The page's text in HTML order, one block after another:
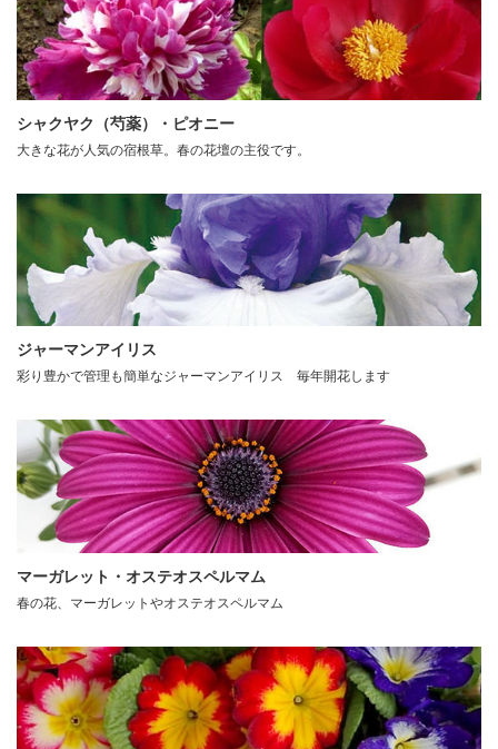
シャクヤク（芍薬）・ピオニー
大きな花が人気の宿根草。春の花壇の主役です。
ジャーマンアイリス
彩り豊かで管理も簡単なジャーマンアイリス 毎年開花します
マーガレット・オステオスペルマム
春の花、マーガレットやオステオスペルマム